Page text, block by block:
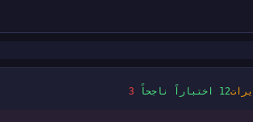
12 اختباراً ناجحاً